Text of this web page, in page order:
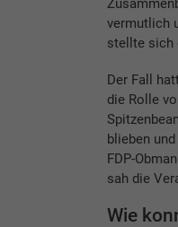
vermutlich
stellte sich
Der Fall
die Rolle
blieben
FDP-
sah die
Wie